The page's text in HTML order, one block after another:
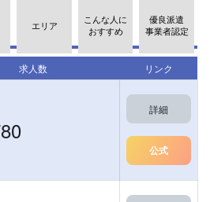
エリア
こんな人に
おすすめ
優良派遣
事業者認定
求人数 リンク
詳細
公式